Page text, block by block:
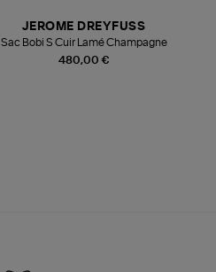
480,00 €
JEROME DREYFUSS
Sac Bobi S Cuir Lamé Champagne